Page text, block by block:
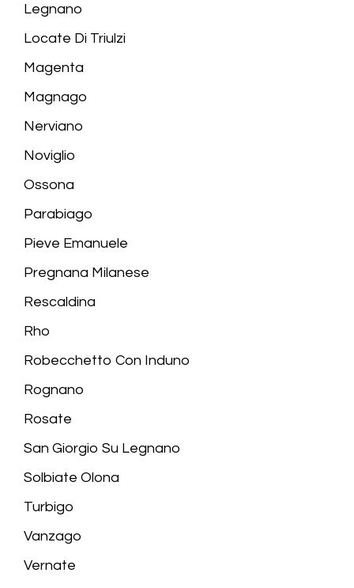
Legnano
Locate Di Triulzi
Magenta
Magnago
Nerviano
Noviglio
Ossona
Parabiago
Pieve Emanuele
Pregnana Milanese
Rescaldina
Rho
Robecchetto Con Induno
Rognano
Rosate
San Giorgio Su Legnano
Solbiate Olona
Turbigo
Vanzago
Vernate